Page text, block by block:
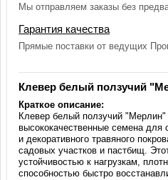
Мы отправляем заказы без
Гарантия качества
Прямые поставки от ведущих
Клевер белый ползучий
Краткое описание:
Клевер белый ползучий "Мерлин"
высококачественные семена для
и декоративного травяного
садовых участков и пастбищ.
устойчивостью к нагрузкам,
способностью быстро